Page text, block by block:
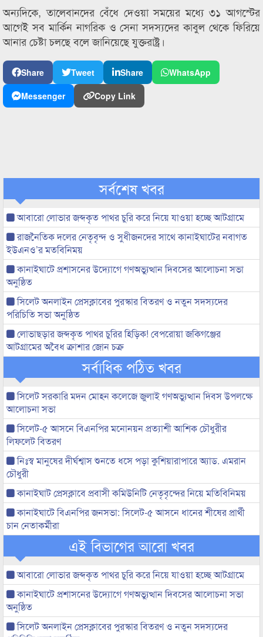
অন্যদিকে, তালেবানদের বেঁধে দেওয়া সময়ের মধ্যে ৩১ আগস্টের
আগেই সব মার্কিন নাগরিক ও সেনা সদস্যদের কাবুল থেকে ফিরিয়ে
আনার চেষ্টা চলছে বলে জানিয়েছে যুক্তরাষ্ট্র।
Share Tweet Share
WhatsApp
Messenger
Copy Link
সর্বশেষ খবর
আবারো লোভার জব্দকৃত পাথর চুরি করে নিয়ে যাওয়া হচ্ছে আটগ্রামে
রাজনৈতিক দলের নেতৃবৃন্দ ও সুধীজনদের সাথে কানাইঘাটের নবাগত
ইউএনও’র মতবিনিময়
কানাইঘাটে প্রশাসনের উদ্যোগে গণঅভ্যুত্থান দিবসের আলোচনা সভা
অনুষ্ঠিত
সিলেট অনলাইন প্রেসক্লাবের পুরস্কার বিতরণ ও নতুন সদস্যদের
পরিচিতি সভা অনুষ্ঠিত
লোভাছড়ার জব্দকৃত পাথর চুরির হিড়িক! বেপরোয়া জকিগঞ্জের
আটগ্রামের অবৈধ ক্রাশার জোন চক্র
সর্বাধিক পঠিত খবর
সিলেট সরকারি মদন মোহন কলেজে জুলাই গণঅভ্যুত্থান দিবস উপলক্ষে
আলোচনা সভা
সিলেট-৫ আসনে বিএনপির মনোনয়ন প্রত্যাশী আশিক চৌধুরীর
লিফলেট বিতরণ
নিঃস্ব মানুষের দীর্ঘশ্বাস শুনতে ধসে পড়া কুশিয়ারাপারে অ্যাড. এমরান
চৌধুরী
কানাইঘাট প্রেসক্লাবে প্রবাসী কমিউনিটি নেতৃবৃন্দের নিয়ে মতিবিনিময়
কানাইঘাটে বিএনপির জনসভা: সিলেট-৫ আসনে ধানের শীষের প্রার্থী
চান নেতাকর্মীরা
এই বিভাগের আরো খবর
আবারো লোভার জব্দকৃত পাথর চুরি করে নিয়ে যাওয়া হচ্ছে আটগ্রামে
কানাইঘাটে প্রশাসনের উদ্যোগে গণঅভ্যুত্থান দিবসের আলোচনা সভা
অনুষ্ঠিত
সিলেট অনলাইন প্রেসক্লাবের পুরস্কার বিতরণ ও নতুন সদস্যদের